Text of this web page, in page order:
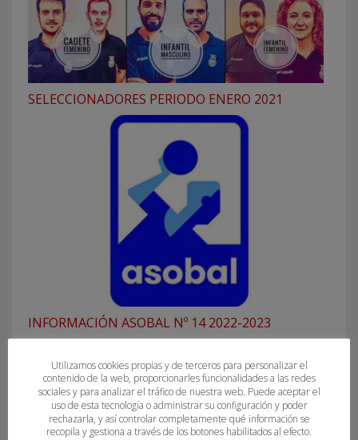
SELECCIONADORES PERIODO ENERO 2021
INFORMACIÓN ASOBAL Nº 14 2022-2023
Utilizamos cookies propias y de terceros para personalizar el
contenido de la web, proporcionarles funcionalidades a las redes
sociales y para analizar el tráfico de nuestra web. Puede aceptar el
uso de esta tecnología o administrar su configuración y poder
rechazarla, y así controlar completamente qué información se
recopila y gestiona a través de los botones habilitados al efecto.